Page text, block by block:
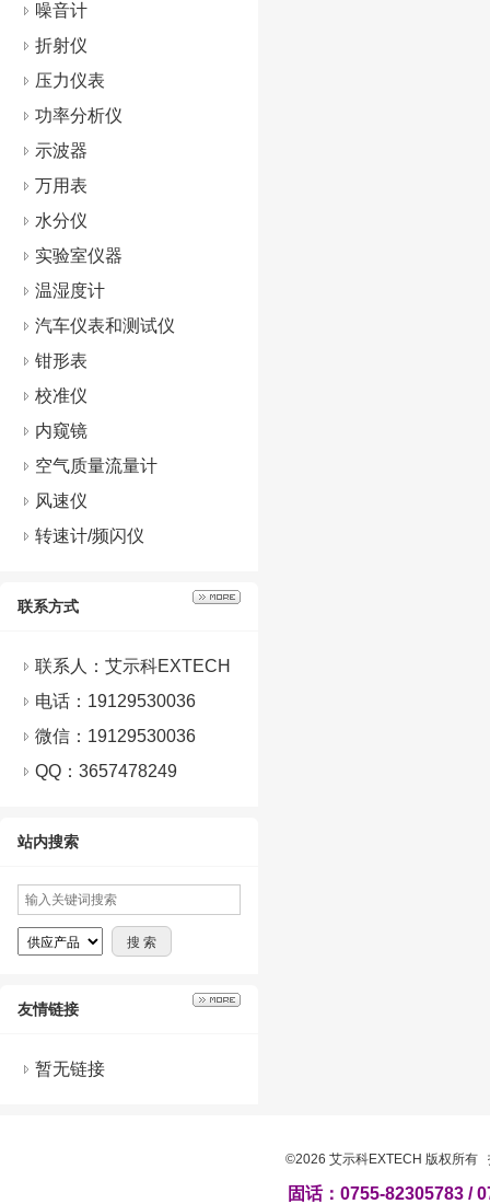
噪音计
折射仪
压力仪表
功率分析仪
示波器
万用表
水分仪
实验室仪器
温湿度计
汽车仪表和测试仪
钳形表
校准仪
内窥镜
空气质量流量计
风速仪
转速计/频闪仪
联系方式
联系人：艾示科EXTECH
电话：19129530036
微信： 19129530036
QQ： 3657478249
站内搜索
友情链接
暂无链接
©2026 艾示科EXTECH 版权所有
固话：0755-82305783 /